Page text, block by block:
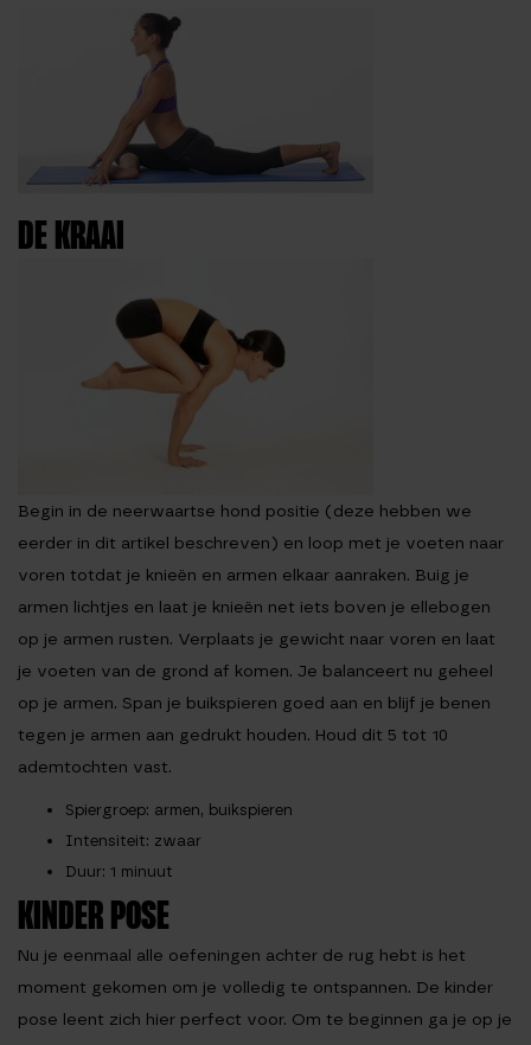
DE KRAAI
Begin in de neerwaartse hond positie (deze hebben we
eerder in dit artikel beschreven) en loop met je voeten naar
voren totdat je knieën en armen elkaar aanraken. Buig je
armen lichtjes en laat je knieën net iets boven je ellebogen
op je armen rusten. Verplaats je gewicht naar voren en laat
je voeten van de grond af komen. Je balanceert nu geheel
op je armen. Span je buikspieren goed aan en blijf je benen
tegen je armen aan gedrukt houden. Houd dit 5 tot 10
ademtochten vast.
Spiergroep: armen, buikspieren
Intensiteit: zwaar
Duur: 1 minuut
KINDER POSE
Nu je eenmaal alle oefeningen achter de rug hebt is het
moment gekomen om je volledig te ontspannen. De kinder
pose leent zich hier perfect voor. Om te beginnen ga je op je